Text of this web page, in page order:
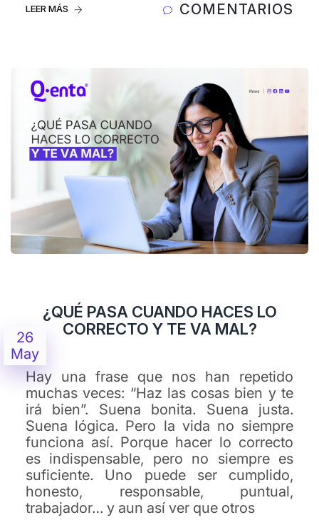
LEER MÁS COMENTARIOS
26
May
¿QUÉ PASA CUANDO HACES LO
CORRECTO Y TE VA MAL?
Hay una frase que nos han repetido
muchas veces: “Haz las cosas bien y te
irá bien”. Suena bonita. Suena justa.
Suena lógica. Pero la vida no siempre
funciona así. Porque hacer lo correcto
es indispensable, pero no siempre es
suficiente. Uno puede ser cumplido,
honesto, responsable, puntual,
trabajador… y aun así ver que otros